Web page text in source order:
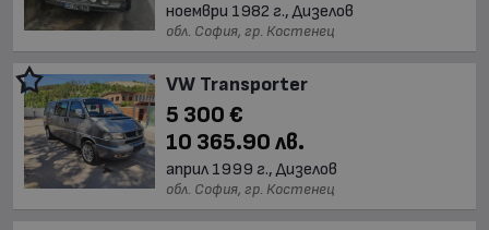
ноември 1982 г., Дизелов
обл. София, гр. Костенец
VW Transporter
5 300 €
10 365.90 лв.
април 1999 г., Дизелов
обл. София, гр. Костенец